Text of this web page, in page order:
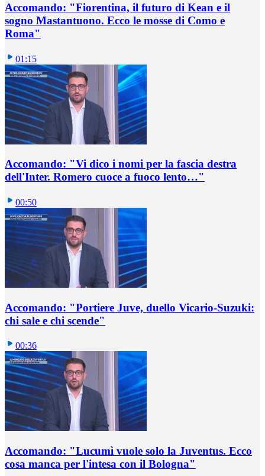
Accomando: "Fiorentina, il futuro di Kean e il
sogno Mastantuono. Ecco le mosse di Como e
Roma"
01:15
Accomando: "Vi dico i nomi per la fascia destra
dell'Inter. Romero cuoce a fuoco lento…"
00:50
Accomando: "Portiere Juve, duello Vicario-Suzuki:
chi sale e chi scende"
00:36
Accomando: "Lucumì vuole solo la Juventus. Ecco
cosa manca per l'intesa con il Bologna"